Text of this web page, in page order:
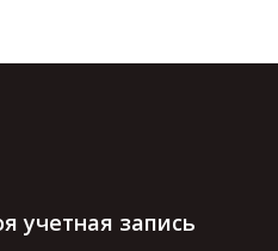
учетная запись